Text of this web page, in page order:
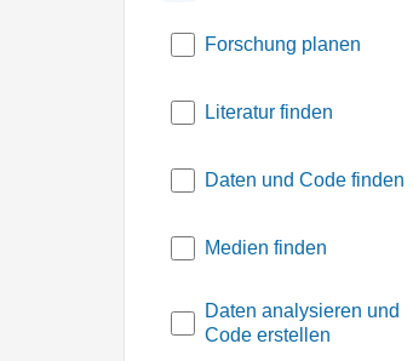
Forschung planen
Literatur finden
Daten und Code finden
Medien finden
Daten analysieren und
Code erstellen